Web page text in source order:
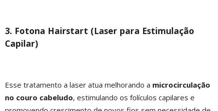
3. Fotona Hairstart (Laser para Estimulação
Capilar)
Esse tratamento a laser atua melhorando a microcirculação
no couro cabeludo, estimulando os folículos capilares e